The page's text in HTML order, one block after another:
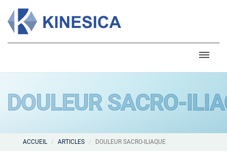
DOULEUR SACRO-
ACCUEIL ARTICLES DOULEUR SACRO-ILIAQUE